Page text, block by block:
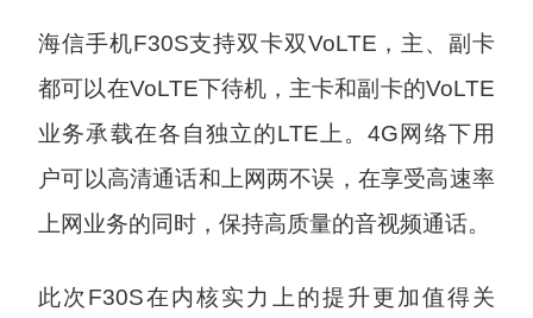
海信手机F30S支持双卡双VoLTE，主、副卡
都可以在VoLTE下待机，主卡和副卡的VoLTE
业务承载在各自独立的LTE上。4G网络下用
户可以高清通话和上网两不误，在享受高速率
上网业务的同时，保持高质量的音视频通话。
此次F30S在内核实力上的提升更加值得关